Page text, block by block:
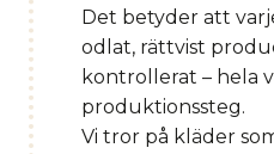
Det betyder att
odlat, rättvist
kontrollerat – hela
produktionssteg.
Vi tror på kläder